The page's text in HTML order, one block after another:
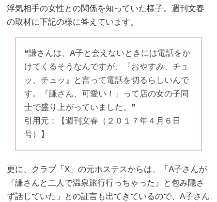
浮気相手の女性との関係を知っていた様子。週刊文春
の取材に下記の様に答えています。
❝謙さんは、A子と会えないときには電話をか
けてくるそうなんですが、『おやすみ、チュ
ッ、チュッ』と言って電話を切るらしいんで
す。『謙さん、可愛い！』って店の女の子同
士で盛り上がっていました。❞
引用元：【週刊文春（２０１７年４月６日
号）】
更に、クラブ「X」の元ホステスからは、「A子さんが
『謙さんと二人で温泉旅行行っちゃった』と包み隠さ
ず話していた」との証言も出てきているので、A子さん